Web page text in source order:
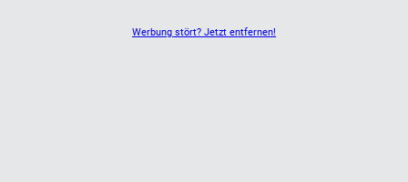
Werbung stört? Jetzt entfernen!